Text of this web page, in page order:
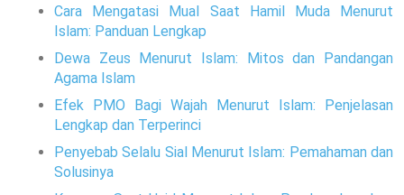
Cara Mengatasi Mual Saat Hamil Muda Menurut
Islam: Panduan Lengkap
Dewa Zeus Menurut Islam: Mitos dan Pandangan
Agama Islam
Efek PMO Bagi Wajah Menurut Islam: Penjelasan
Lengkap dan Terperinci
Penyebab Selalu Sial Menurut Islam: Pemahaman dan
Solusinya